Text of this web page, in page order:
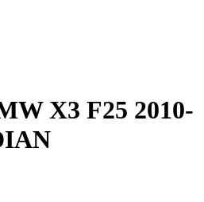
X3 F25 2010-